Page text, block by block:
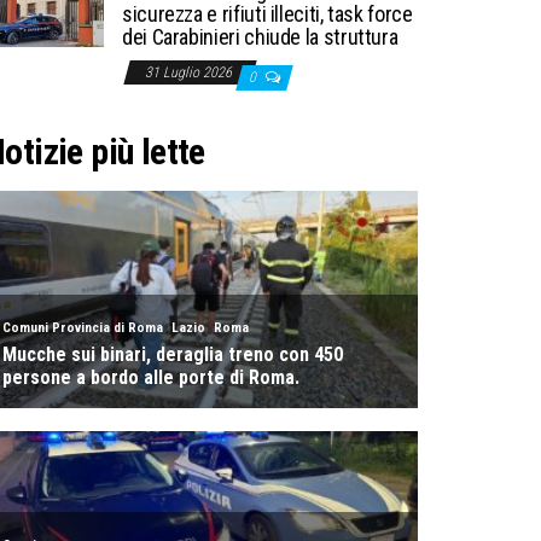
sicurezza e rifiuti illeciti, task force
dei Carabinieri chiude la struttura
31 Luglio 2026 0
più lette